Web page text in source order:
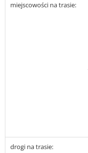
miejscowości na trasie:
drogi na trasie: